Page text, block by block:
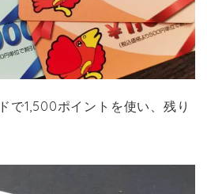
で1,500ポイントを使い、残り